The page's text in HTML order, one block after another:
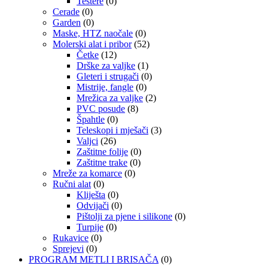
Cerade (0)
Garden (0)
Maske, HTZ naočale (0)
Molerski alat i pribor (52)
Četke (12)
Drške za valjke (1)
Gleteri i strugači (0)
Mistrije, fangle (0)
Mrežica za valjke (2)
PVC posude (8)
Špahtle (0)
Teleskopi i mješači (3)
Valjci (26)
Zaštitne folije (0)
Zaštitne trake (0)
Mreže za komarce (0)
Ručni alat (0)
Kliješta (0)
Odvijači (0)
Pištolji za pjene i silikone (0)
Turpije (0)
Rukavice (0)
Sprejevi (0)
PROGRAM METLI I BRISAČA (0)